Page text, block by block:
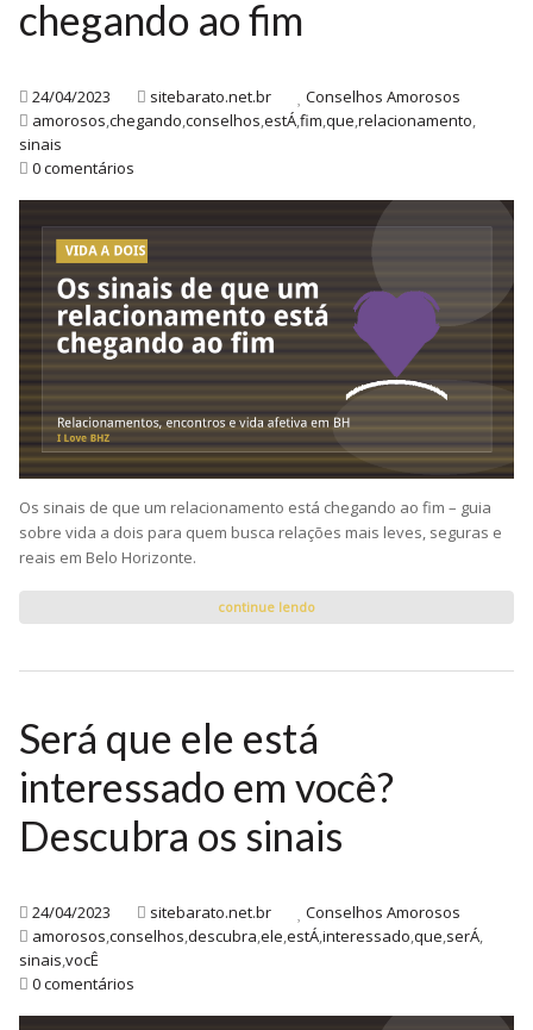
chegando ao fim
24/04/2023 sitebarato.net.br
Conselhos Amorosos
amorosos,chegando,conselhos,estÁ,fim,que,relacionamento,
sinais
0 comentários
Os sinais de que um relacionamento está chegando ao fim – guia
sobre vida a dois para quem busca relações mais leves, seguras e
reais em Belo Horizonte.
continue lendo
Será que ele está
interessado em você?
Descubra os sinais
24/04/2023 sitebarato.net.br
Conselhos Amorosos
amorosos,conselhos,descubra,ele,estÁ,interessado,que,serÁ,
sinais,vocÊ
0 comentários